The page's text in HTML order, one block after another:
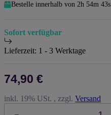
Bestelle innerhalb von 2h 54m 42s
Sofort verfügbar
Lieferzeit: 1 - 3 Werktage
74,90 €
inkl. 19% USt. , zzgl. Versand